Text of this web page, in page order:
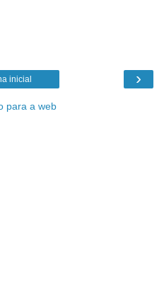
›
inicial
para a web